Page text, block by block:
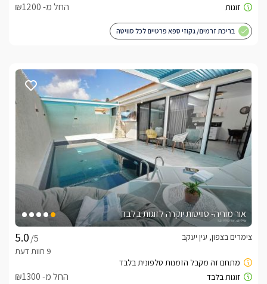
החל מ- ₪1200
בריכת זרמים/ גקוזי ספא פרטיים לכל סוויטה
אור מוריה- סוויטות יוקרה לזוגות בלבד
/5
צימרים בצפון, עין יעקב
החל מ- ₪1300